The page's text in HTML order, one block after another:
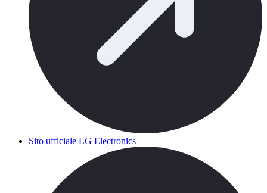
Sito ufficiale LG Electronics